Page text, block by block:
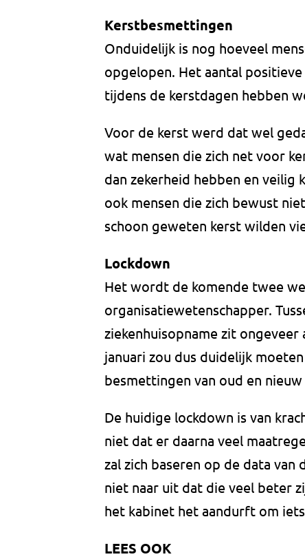
Kerstbesmettingen
Onduidelijk is nog hoeveel
opgelopen. Het aantal
tijdens de kerstdagen hebben
Voor de kerst werd dat wel
wat mensen die zich net voor
dan zekerheid hebben en veilig
ook mensen die zich bewust
schoon geweten kerst wilden
Lockdown
Het wordt de komende twee
organisatiewetenschapper.
ziekenhuisopname zit
januari zou dus duidelijk
besmettingen van oud en
De huidige lockdown is van
niet dat er daarna veel
zal zich baseren op de data
niet naar uit dat die veel beter
het kabinet het aandurft om
LEES OOK